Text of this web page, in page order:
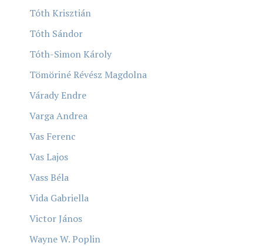
Tóth Krisztián
Tóth Sándor
Tóth-Simon Károly
Tömöriné Révész Magdolna
Várady Endre
Varga Andrea
Vas Ferenc
Vas Lajos
Vass Béla
Vida Gabriella
Victor János
Wayne W. Poplin